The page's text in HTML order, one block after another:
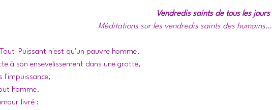
Vendredis saints de tous les jours
Méditations sur les vendredis saints des humains…
Puissant n'est qu'un pauvre homme.
à son ensevelissement dans une grotte,
l'impuissance,
homme.
livré :